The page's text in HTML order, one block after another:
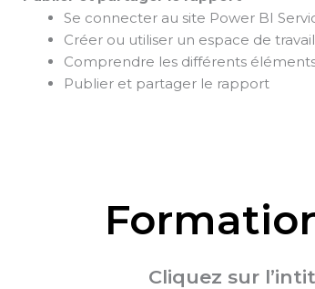
Se connecter au site Power BI
Créer ou utiliser un espace de
Comprendre les différents
Publier et partager le rapport
Cliquez sur